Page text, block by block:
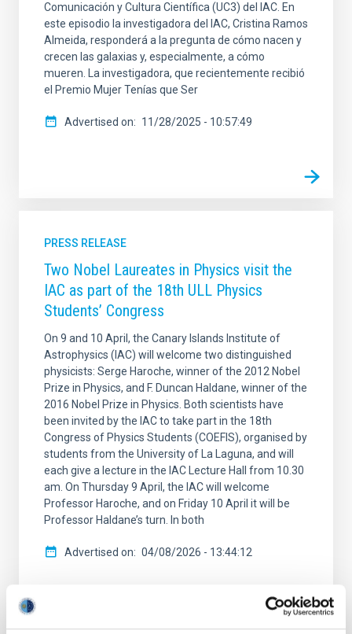
Comunicación y Cultura Científica (UC3) del IAC. En
este episodio la investigadora del IAC, Cristina Ramos
Almeida, responderá a la pregunta de cómo nacen y
crecen las galaxias y, especialmente, a cómo
mueren. La investigadora, que recientemente recibió
el Premio Mujer Tenías que Ser
Advertised on 11/28/2025 - 10:57:49
PRESS RELEASE
Two Nobel Laureates in Physics visit the
IAC as part of the 18th ULL Physics
Students’ Congress
On 9 and 10 April, the Canary Islands Institute of
Astrophysics (IAC) will welcome two distinguished
physicists: Serge Haroche, winner of the 2012 Nobel
Prize in Physics, and F. Duncan Haldane, winner of the
2016 Nobel Prize in Physics. Both scientists have
been invited by the IAC to take part in the 18th
Congress of Physics Students (COEFIS), organised by
students from the University of La Laguna, and will
each give a lecture in the IAC Lecture Hall from 10.30
am. On Thursday 9 April, the IAC will welcome
Professor Haroche, and on Friday 10 April it will be
Professor Haldane’s turn. In both
Advertised on 04/08/2026 - 13:44:12